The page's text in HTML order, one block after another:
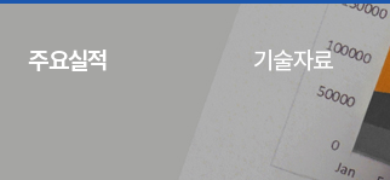
주요실적 기술자료